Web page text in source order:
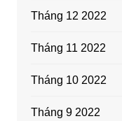
Tháng 12 2022
Tháng 11 2022
Tháng 10 2022
Tháng 9 2022